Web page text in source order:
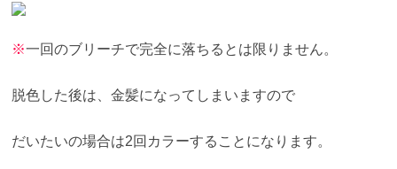
※一回のブリーチで完全に落ちるとは限りません。
脱色した後は、金髪になってしまいますので
だいたいの場合は2回カラーすることになります。